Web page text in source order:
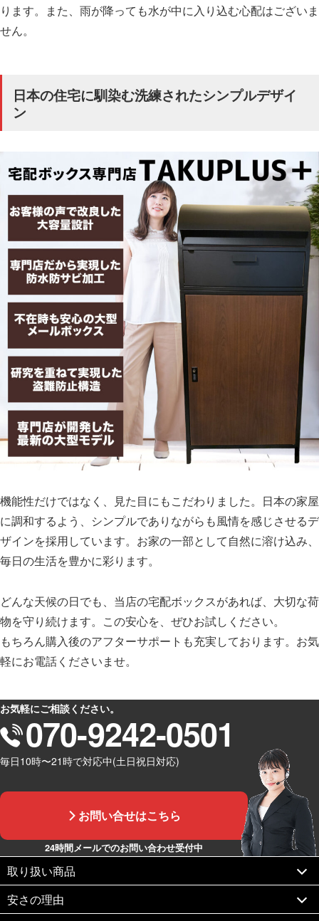
ります。また、雨が降っても水が中に入り込む心配はございま
せん。
日本の住宅に馴染む洗練されたシンプルデザイ
ン
機能性だけではなく、見た目にもこだわりました。日本の家屋
に調和するよう、シンプルでありながらも風情を感じさせるデ
ザインを採用しています。お家の一部として自然に溶け込み、
毎日の生活を豊かに彩ります。
どんな天候の日でも、当店の宅配ボックスがあれば、大切な荷
物を守り続けます。この安心を、ぜひお試しください。
もちろん購入後のアフターサポートも充実しております。お気
軽にお電話くださいませ。
お気軽にご相談ください。
070-9242-0501
毎日10時〜21時で対応中(土日祝日対応)
お問い合せはこちら
24時間メールでのお問い合わせ受付中
取り扱い商品
安さの理由